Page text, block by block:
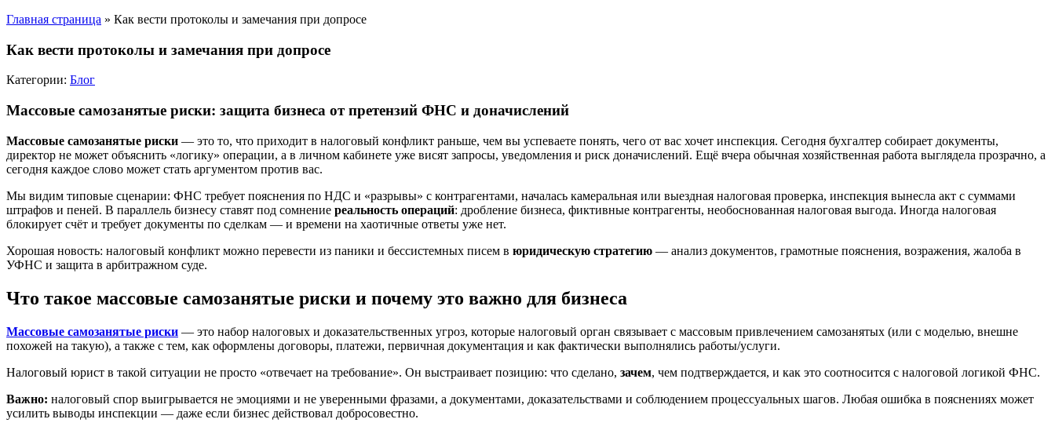
Главная страница » Как вести протоколы и замечания при допросе
Как вести протоколы и замечания при допросе
Категории: Блог
Массовые самозанятые риски: защита бизнеса от претензий ФНС и доначислений
Массовые самозанятые риски — это то, что приходит в налоговый конфликт раньше, чем вы успеваете понять, чего от вас хочет инспекция. Сегодня бухгалтер собирает документы,
директор не может объяснить «логику» операции, а в личном кабинете уже висят запросы, уведомления и риск доначислений. Ещё вчера обычная хозяйственная работа выглядела прозрачно, а
сегодня каждое слово может стать аргументом против вас.
Мы видим типовые сценарии: ФНС требует пояснения по НДС и «разрывы» с контрагентами, началась камеральная или выездная налоговая проверка, инспекция вынесла акт с суммами
штрафов и пеней. В параллель бизнесу ставят под сомнение реальность операций: дробление бизнеса, фиктивные контрагенты, необоснованная налоговая выгода. Иногда налоговая
блокирует счёт и требует документы по сделкам — и времени на хаотичные ответы уже нет.
Хорошая новость: налоговый конфликт можно перевести из паники и бессистемных писем в юридическую стратегию — анализ документов, грамотные пояснения, возражения, жалоба в
УФНС и защита в арбитражном суде.
Что такое массовые самозанятые риски и почему это важно для бизнеса
Массовые самозанятые риски — это набор налоговых и доказательственных угроз, которые налоговый орган связывает с массовым привлечением самозанятых (или с моделью, внешне
похожей на такую), а также с тем, как оформлены договоры, платежи, первичная документация и как фактически выполнялись работы/услуги.
Налоговый юрист в такой ситуации не просто «отвечает на требование». Он выстраивает позицию: что сделано, зачем, чем подтверждается, и как это соотносится с налоговой логикой ФНС.
Важно: налоговый спор выигрывается не эмоциями и не уверенными фразами, а документами, доказательствами и соблюдением процессуальных шагов. Любая ошибка в пояснениях может
усилить выводы инспекции — даже если бизнес действовал добросовестно.